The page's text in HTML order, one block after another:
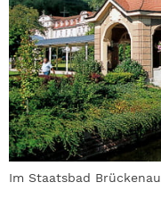
Im Staatsbad Brückenau